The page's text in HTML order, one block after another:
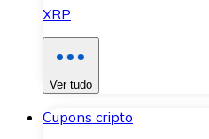
XRP
Ver tudo
Cupons cripto